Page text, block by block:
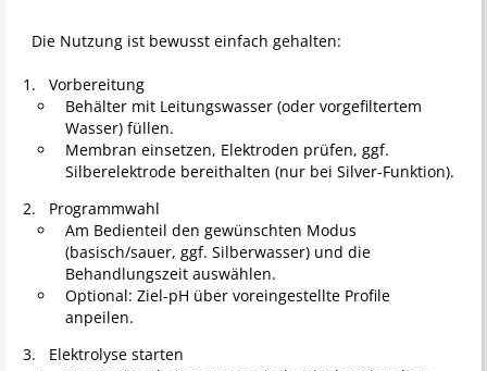
Die Nutzung ist bewusst einfach gehalten:
Vorbereitung
Behälter mit Leitungswasser (oder vorgefiltertem
Wasser) füllen.
Membran einsetzen, Elektroden prüfen, ggf.
Silberelektrode bereithalten (nur bei Silver-Funktion).
Programmwahl
Am Bedienteil den gewünschten Modus
(basisch/sauer, ggf. Silberwasser) und die
Behandlungszeit auswählen.
Optional: Ziel-pH über voreingestellte Profile
anpeilen.
Elektrolyse starten